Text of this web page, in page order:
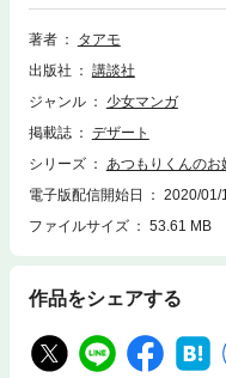
く錦は、猛勉強の末、彼を
「たいようのいえ」のタアモ最
著者
タアモ
出版社
講談社
ジャンル
少女マンガ
掲載誌
デザート
シリーズ
あつもりくんのお
電子版配信開始日
2020/01/
ファイルサイズ
53.61 MB
作品をシェアする